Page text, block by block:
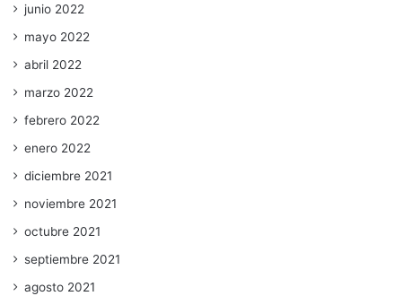
junio 2022
mayo 2022
abril 2022
marzo 2022
febrero 2022
enero 2022
diciembre 2021
noviembre 2021
octubre 2021
septiembre 2021
agosto 2021